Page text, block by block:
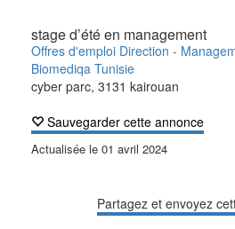
stage d’été en management
Offres d'emploi Direction -
Biomediqa Tunisie
cyber parc, 3131 kairouan
Sauvegarder cette annonce
Actualisée le 01 avril 2024
Partagez et envoyez